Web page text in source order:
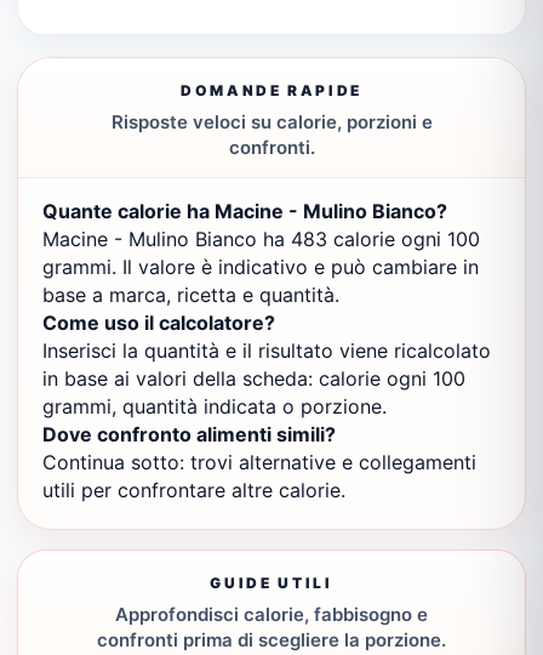
DOMANDE RAPIDE
Risposte veloci su calorie, porzioni e
confronti.
Quante calorie ha Macine - Mulino Bianco?
Macine - Mulino Bianco ha 483 calorie ogni 100
grammi. Il valore è indicativo e può cambiare in
base a marca, ricetta e quantità.
Come uso il calcolatore?
Inserisci la quantità e il risultato viene ricalcolato
in base ai valori della scheda: calorie ogni 100
grammi, quantità indicata o porzione.
Dove confronto alimenti simili?
Continua sotto: trovi alternative e collegamenti
utili per confrontare altre calorie.
GUIDE UTILI
Approfondisci calorie, fabbisogno e
confronti prima di scegliere la porzione.